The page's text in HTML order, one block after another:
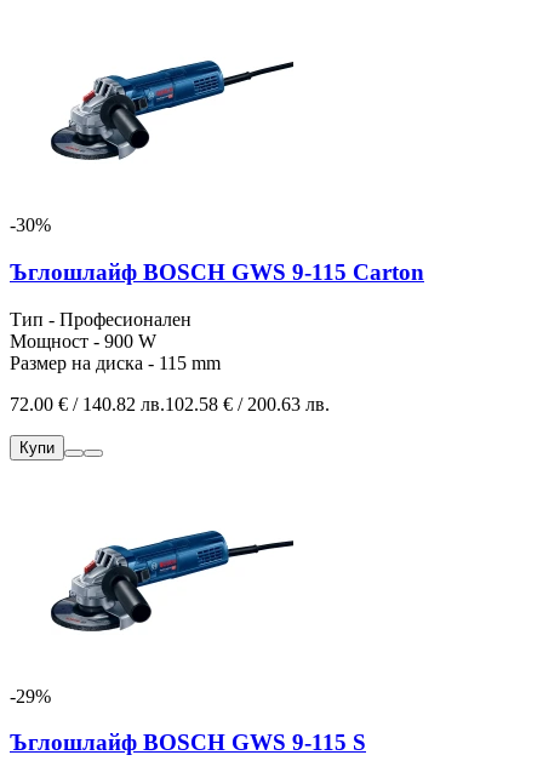
-30%
Ъглошлайф BOSCH GWS 9-115 Carton
Тип - Професионален
Мощност - 900 W
Размер на диска - 115 mm
72.00 € / 140.82 лв.102.58 € / 200.63 лв.
Купи
-29%
Ъглошлайф BOSCH GWS 9-115 S